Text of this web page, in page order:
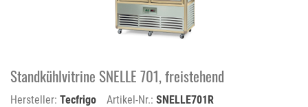
Standkühlvitrine SNELLE 701, freistehend
Hersteller: Tecfrigo Artikel-Nr.: SNELLE701R